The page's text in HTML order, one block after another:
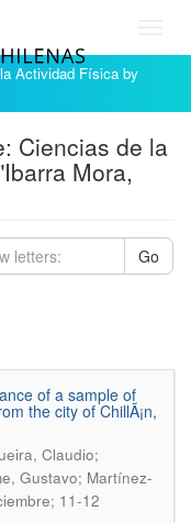
Actividad Física by
Ciencias de la
Mora,
Go
of a sample of
the city of ChillÃ¡n,
Claudio;
Gustavo; Martínez-
11-12